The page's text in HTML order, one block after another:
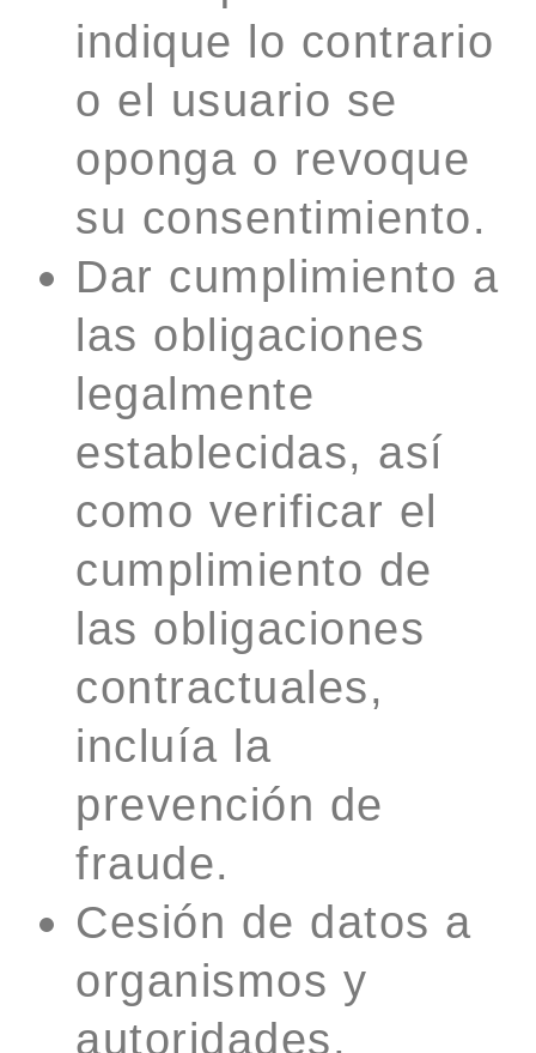
indique lo contrario
o el usuario se
oponga o revoque
su consentimiento.
Dar cumplimiento a
las obligaciones
legalmente
establecidas, así
como verificar el
cumplimiento de
las obligaciones
contractuales,
incluía la
prevención de
fraude.
Cesión de datos a
organismos y
autoridades,